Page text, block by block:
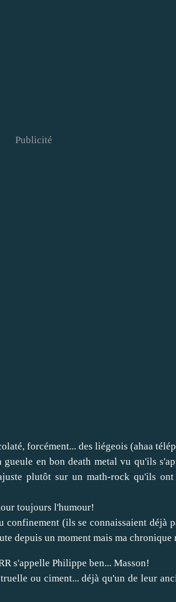
Publicité
forcément... des liégeois (ahaa
en bon death metal vu qu'ils
plutôt sur un math-rock qu'ils
toujours l'humour!
confinement (ils se connaissaient déjà
depuis un moment mais ma chronique
s'appelle Philippe ben... Masson!
ou ciment... déjà qu'un de leur